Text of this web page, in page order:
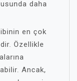
daha
en çok
Özellikle
Ancak,